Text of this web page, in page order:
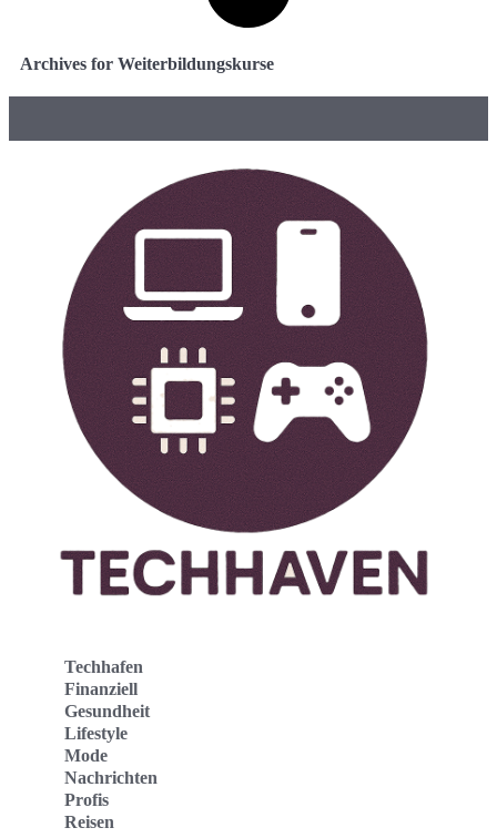
Archives for Weiterbildungskurse
Techhafen
Finanziell
Gesundheit
Lifestyle
Mode
Nachrichten
Profis
Reisen